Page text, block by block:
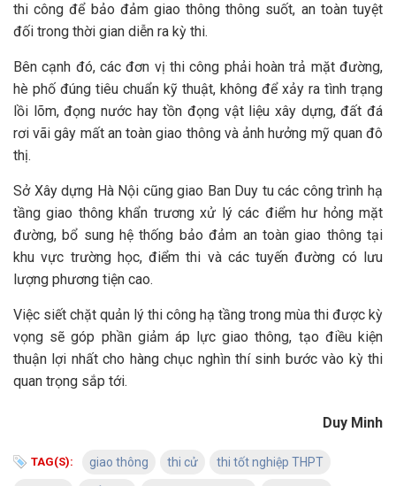
thi công để bảo đảm giao thông thông suốt, an toàn tuyệt
đối trong thời gian diễn ra kỳ thi.
Bên cạnh đó, các đơn vị thi công phải hoàn trả mặt đường,
hè phố đúng tiêu chuẩn kỹ thuật, không để xảy ra tình trạng
lồi lõm, đọng nước hay tồn đọng vật liệu xây dựng, đất đá
rơi vãi gây mất an toàn giao thông và ảnh hưởng mỹ quan đô
thị.
Sở Xây dựng Hà Nội cũng giao Ban Duy tu các công trình hạ
tầng giao thông khẩn trương xử lý các điểm hư hỏng mặt
đường, bổ sung hệ thống bảo đảm an toàn giao thông tại
khu vực trường học, điểm thi và các tuyến đường có lưu
lượng phương tiện cao.
Việc siết chặt quản lý thi công hạ tầng trong mùa thi được kỳ
vọng sẽ góp phần giảm áp lực giao thông, tạo điều kiện
thuận lợi nhất cho hàng chục nghìn thí sinh bước vào kỳ thi
quan trọng sắp tới.
Duy Minh
TAG(S): giao thông thi cử thi tốt nghiệp THPT